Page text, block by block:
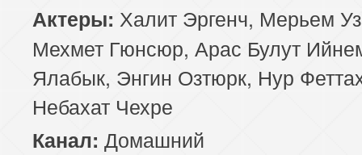
Актеры: Халит Эргенч, Мерьем
Мехмет Гюнсюр, Арас Булут
Ялабык, Энгин Озтюрк, Нур
Небахат Чехре
Канал: Домашний